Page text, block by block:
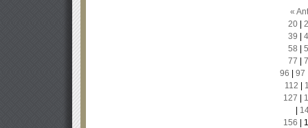
«
20|
39
58
77
96
97
112
127
156